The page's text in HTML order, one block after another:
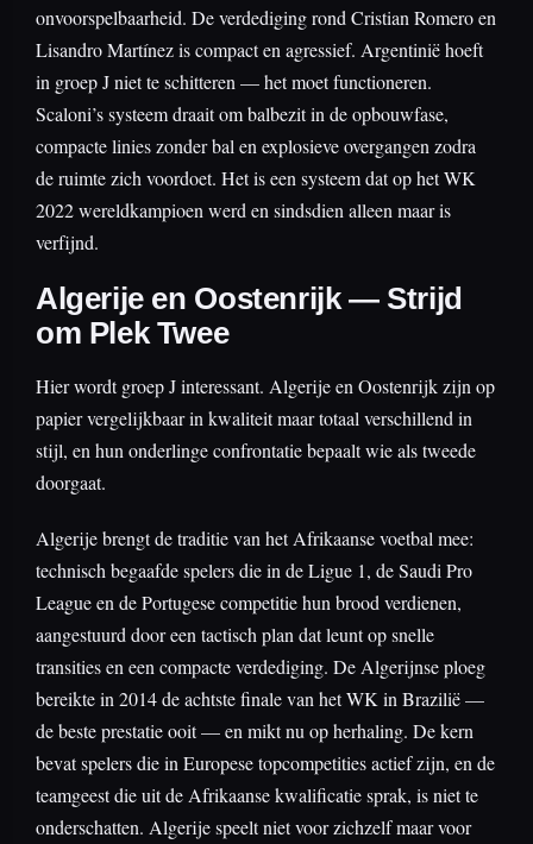
onvoorspelbaarheid. De verdediging rond Cristian Romero en
Lisandro Martínez is compact en agressief. Argentinië hoeft
in groep J niet te schitteren — het moet functioneren.
Scaloni’s systeem draait om balbezit in de opbouwfase,
compacte linies zonder bal en explosieve overgangen zodra
de ruimte zich voordoet. Het is een systeem dat op het WK
2022 wereldkampioen werd en sindsdien alleen maar is
verfijnd.
Algerije en Oostenrijk — Strijd
om Plek Twee
Hier wordt groep J interessant. Algerije en Oostenrijk zijn op
papier vergelijkbaar in kwaliteit maar totaal verschillend in
stijl, en hun onderlinge confrontatie bepaalt wie als tweede
doorgaat.
Algerije brengt de traditie van het Afrikaanse voetbal mee:
technisch begaafde spelers die in de Ligue 1, de Saudi Pro
League en de Portugese competitie hun brood verdienen,
aangestuurd door een tactisch plan dat leunt op snelle
transities en een compacte verdediging. De Algerijnse ploeg
bereikte in 2014 de achtste finale van het WK in Brazilië —
de beste prestatie ooit — en mikt nu op herhaling. De kern
bevat spelers die in Europese topcompetities actief zijn, en de
teamgeest die uit de Afrikaanse kwalificatie sprak, is niet te
onderschatten. Algerije speelt niet voor zichzelf maar voor